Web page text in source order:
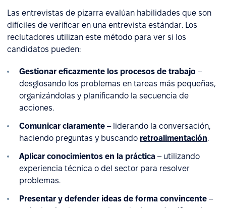
Las entrevistas de pizarra evalúan habilidades que son
difíciles de verificar en una entrevista estándar. Los
reclutadores utilizan este método para ver si los
candidatos pueden:
Gestionar eficazmente los procesos de trabajo –
desglosando los problemas en tareas más pequeñas,
organizándolas y planificando la secuencia de
acciones.
Comunicar claramente – liderando la conversación,
haciendo preguntas y buscando retroalimentación.
Aplicar conocimientos en la práctica – utilizando
experiencia técnica o del sector para resolver
problemas.
Presentar y defender ideas de forma convincente –